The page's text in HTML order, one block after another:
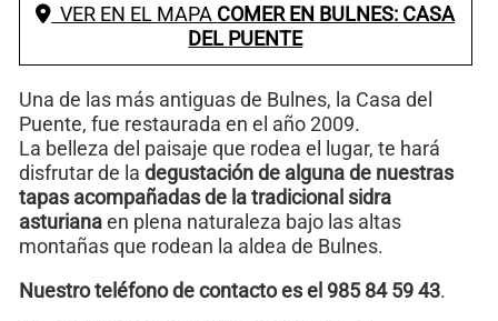
VER EN EL MAPA COMER EN BULNES: CASA
DEL PUENTE
Una de las más antiguas de Bulnes, la Casa del
Puente, fue restaurada en el año 2009.
La belleza del paisaje que rodea el lugar, te hará
disfrutar de la degustación de alguna de nuestras
tapas acompañadas de la tradicional sidra
asturianaen plena naturaleza bajo las altas
montañas que rodean la aldea de Bulnes.
Nuestro teléfono de contacto es el 985 84 59 43.